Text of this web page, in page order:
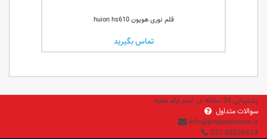
قلم نوری هویون huion hs610
تماس بگیرید
پشتیبانی 24 ساعته در تمام ایام هفته
سوالات متداول
info@projectorman.ir
021-88226624